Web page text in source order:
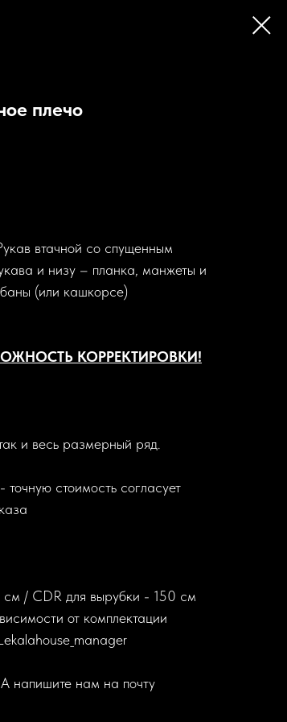
плечо
втачной со спущенным
и низу – планка, манжеты и
(или кашкорсе)
КОРРЕКТИРОВКИ!
и весь размерный ряд.
стоимость согласует
/ CDR для вырубки - 150 см
от комплектации
напишите нам на почту